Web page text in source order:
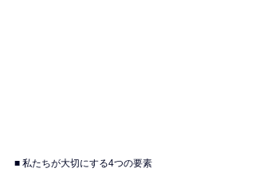
■ 私たちが大切にする4つの要素